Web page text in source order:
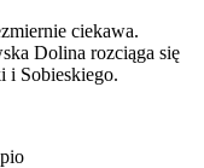
ciekawa.
Dolina rozciąga się
i Sobieskiego.